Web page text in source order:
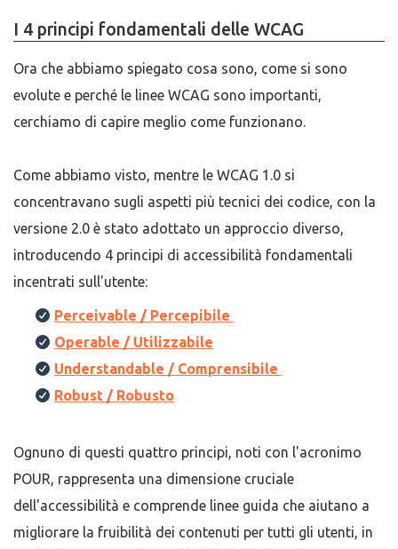
I 4 principi fondamentali delle WCAG
Ora che abbiamo spiegato cosa sono, come si sono
evolute e perché le linee WCAG sono importanti,
cerchiamo di capire meglio come funzionano.
Come abbiamo visto, mentre le WCAG 1.0 si
concentravano sugli aspetti più tecnici dei codice, con la
versione 2.0 è stato adottato un approccio diverso,
introducendo 4 principi di accessibilità fondamentali
incentrati sull'utente:
Perceivable / Percepibile
Operable / Utilizzabile
Understandable / Comprensibile
Robust / Robusto
Ognuno di questi quattro principi, noti con l'acronimo
POUR, rappresenta una dimensione cruciale
dell'accessibilità e comprende linee guida che aiutano a
migliorare la fruibilità dei contenuti per tutti gli utenti, in